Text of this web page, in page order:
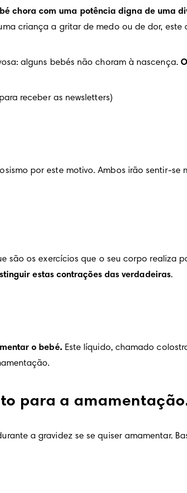
chora com uma potência digna de uma
criança a gritar de medo ou de dor, este
alguns bebés não choram à nascença.
receber as newsletters)
por este motivo. Ambos irão sentir-se
são os exercícios que o seu corpo realiza
estas contrações das verdadeiras.
o bebé. Este líquido, chamado
para a
a gravidez se se quiser amamentar.